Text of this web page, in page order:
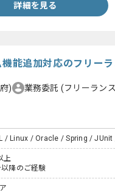
詳細を見る
能追加対応のフリー
) 業務委託 (フリーラン
/ Linux / Oracle / Spring /
上
降のご経験